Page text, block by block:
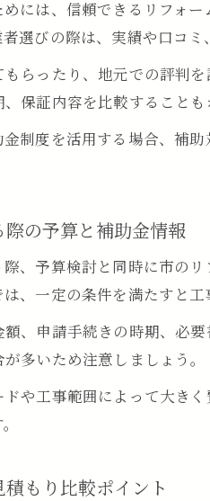
水回り
水回り
水回りリフ
水回り
水回り
水回りリ
には、信頼できるリフォ
選びの際は、実績や口コ
らったり、地元での評判
保証内容を比較することも
制度を活用する場合、補
の予算と補助金情報
、予算検討と同時に市の
、一定の条件を満たすと工
、申請手続きの時期、必
多いため注意しましょう。
や工事範囲によって大き
もり比較ポイント